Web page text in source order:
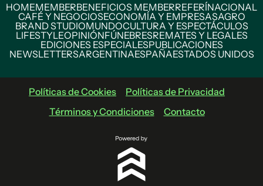
HOMEMEMBERBENEFICIOS MEMBERREFERÍNACIONAL
CAFÉ Y NEGOCIOSECONOMÍA Y EMPRESASAGRO
BRAND STUDIOMUNDOCULTURA Y ESPECTÁCULOS
LIFESTYLEOPINIÓNFÚNEBRESREMATES Y LEGALES
EDICIONES ESPECIALESPUBLICACIONES
NEWSLETTERSARGENTINAESPAÑAESTADOS UNIDOS
Políticas de Cookies
Políticas de Privacidad
Términos y Condiciones
Contacto